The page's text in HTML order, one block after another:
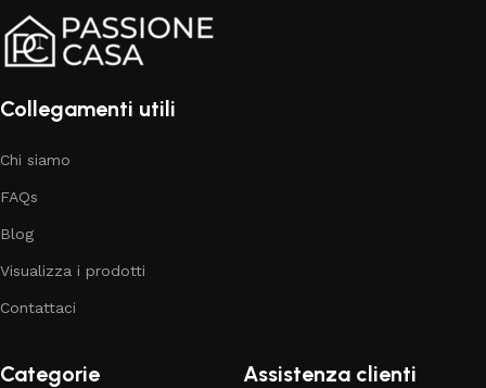
Collegamenti utili
Chi siamo
FAQs
Blog
Visualizza i prodotti
Contattaci
Categorie Assistenza clienti